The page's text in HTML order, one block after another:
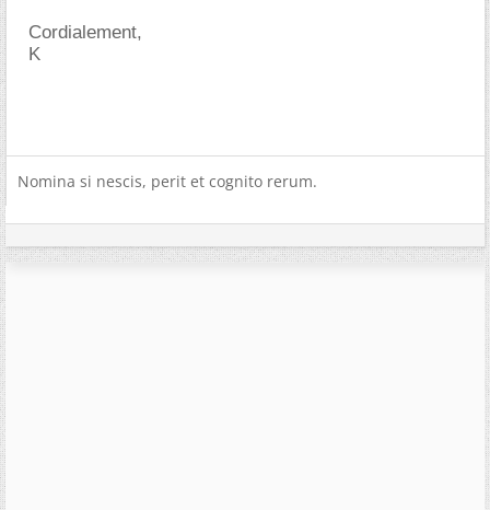
Cordialement,
K
Nomina si nescis, perit et cognito rerum.